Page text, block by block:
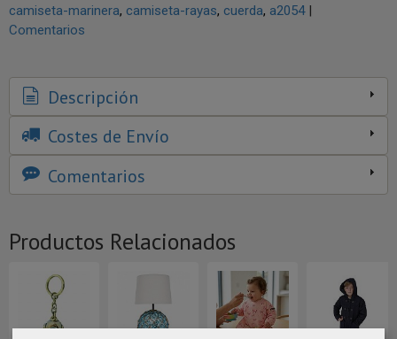
camiseta-marinera camiseta-rayas cuerda a2054 |
Comentarios
Descripción
Costes de Envío
Comentarios
Productos Relacionados